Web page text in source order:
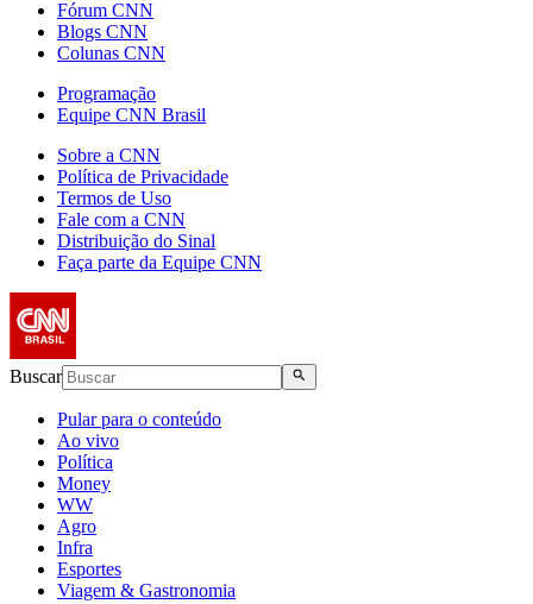
Fórum CNN
Blogs CNN
Colunas CNN
Programação
Equipe CNN Brasil
Sobre a CNN
Política de Privacidade
Termos de Uso
Fale com a CNN
Distribuição do Sinal
Faça parte da Equipe CNN
Buscar
Pular para o conteúdo
Ao vivo
Política
Money
WW
Agro
Infra
Esportes
Viagem & Gastronomia